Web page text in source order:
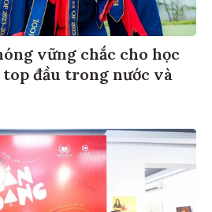
vững chắc cho học
đầu trong nước và